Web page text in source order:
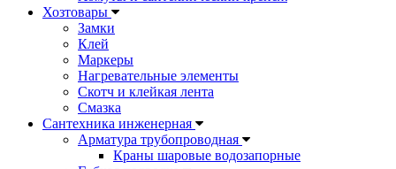
Хозтовары
Замки
Клей
Маркеры
Нагревательные элементы
Скотч и клейкая лента
Смазка
Сантехника инженерная
Арматура трубопроводная
Краны шаровые водозапорные